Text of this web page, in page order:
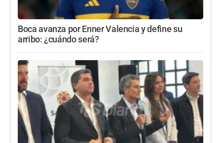
Boca avanza por Enner Valencia y define su
arribo: ¿cuándo será?